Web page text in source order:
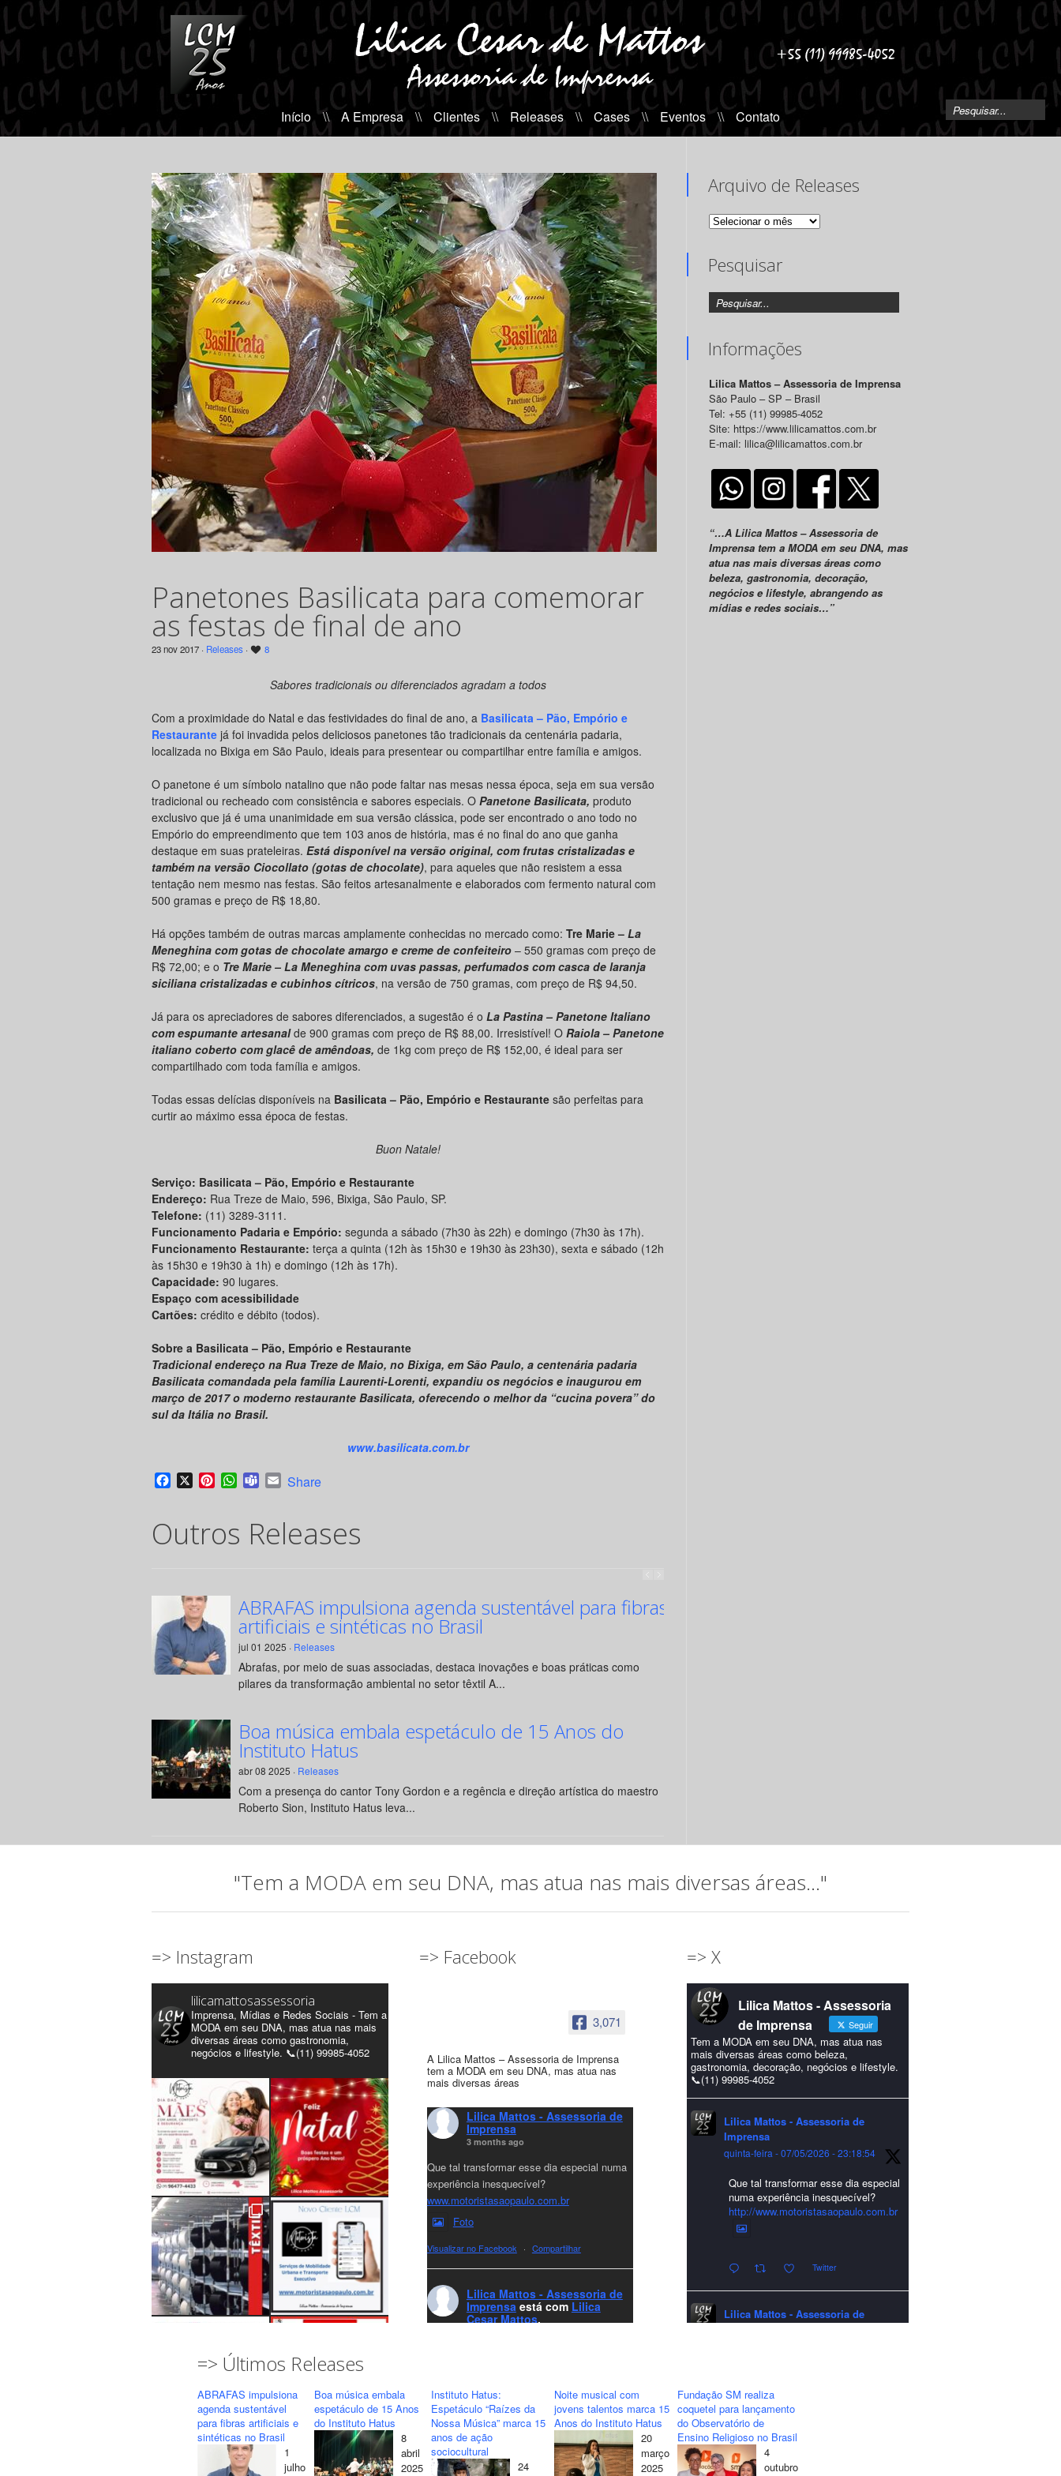
Início \\ A Empresa \\ Clientes \\ Releases \\ Cases \\ Eventos \\ Contato
Panetones Basilicata para comemorar
as festas de final de ano
23 nov 2017 · Releases · 8
Sabores tradicionais ou diferenciados agradam a todos
Com a proximidade do Natal e das festividades do final de ano, a Basilicata – Pão, Empório e
Restaurante já foi invadida pelos deliciosos panetones tão tradicionais da centenária padaria,
localizada no Bixiga em São Paulo, ideais para presentear ou compartilhar entre família e amigos.
O panetone é um símbolo natalino que não pode faltar nas mesas nessa época, seja em sua versão
tradicional ou recheado com consistência e sabores especiais. O Panetone Basilicata, produto
exclusivo que já é uma unanimidade em sua versão clássica, pode ser encontrado o ano todo no
Empório do empreendimento que tem 103 anos de história, mas é no final do ano que ganha
destaque em suas prateleiras. Está disponível na versão original, com frutas cristalizadas e
também na versão Ciocollato (gotas de chocolate), para aqueles que não resistem a essa
tentação nem mesmo nas festas. São feitos artesanalmente e elaborados com fermento natural com
500 gramas e preço de R$ 18,80.
Há opções também de outras marcas amplamente conhecidas no mercado como: Tre Marie – La
Meneghina com gotas de chocolate amargo e creme de confeiteiro – 550 gramas com preço de
R$ 72,00; e o Tre Marie – La Meneghina com uvas passas, perfumados com casca de laranja
siciliana cristalizadas e cubinhos cítricos, na versão de 750 gramas, com preço de R$ 94,50.
Já para os apreciadores de sabores diferenciados, a sugestão é o La Pastina – Panetone Italiano
com espumante artesanalde 900 gramas com preço de R$ 88,00. Irresistível! O Raiola – Panetone
italiano coberto com glacê de amêndoas, de 1kg com preço de R$ 152,00, é ideal para ser
compartilhado com toda família e amigos.
Todas essas delícias disponíveis na Basilicata – Pão, Empório e Restaurante são perfeitas para
curtir ao máximo essa época de festas.
Buon Natale!
Serviço: Basilicata – Pão, Empório e Restaurante
Endereço: Rua Treze de Maio, 596, Bixiga, São Paulo, SP.
Telefone: (11) 3289-3111.
Funcionamento Padaria e Empório: segunda a sábado (7h30 às 22h) e domingo (7h30 às 17h).
Funcionamento Restaurante: terça a quinta (12h às 15h30 e 19h30 às 23h30), sexta e sábado (12h
às 15h30 e 19h30 à 1h) e domingo (12h às 17h).
Capacidade: 90 lugares.
Espaço com acessibilidade
Cartões: crédito e débito (todos).
Sobre a Basilicata – Pão, Empório e Restaurante
Tradicional endereço na Rua Treze de Maio, no Bixiga, em São Paulo, a centenária padaria
Basilicata comandada pela família Laurenti-Lorenti, expandiu os negócios e inaugurou em
março de 2017 o moderno restaurante Basilicata, oferecendo o melhor da “cucina povera” do
sul da Itália no Brasil.
www.basilicata.com.br
Facebook
X PinterestWhatsApp
TeamsEmail
Share
Outros Releases
ABRAFAS impulsiona agenda sustentável para fibras
artificiais e sintéticas no Brasil
jul 01 2025 · Releases
Abrafas, por meio de suas associadas, destaca inovações e boas práticas como
pilares da transformação ambiental no setor têxtil A...
Boa música embala espetáculo de 15 Anos do
Instituto Hatus
abr 08 2025 · Releases
Com a presença do cantor Tony Gordon e a regência e direção artística do maestro
Roberto Sion, Instituto Hatus leva...
Arquivo de Releases
Arquivo
Pesquisar
Informações
Lilica Mattos – Assessoria de Imprensa
São Paulo – SP – Brasil
Tel: +55 (11) 99985-4052
Site: https://www.lilicamattos.com.br
E-mail: lilica@lilicamattos.com.br
“…A Lilica Mattos – Assessoria de
Imprensa tem a MODA em seu DNA, mas
atua nas mais diversas áreas como
beleza, gastronomia, decoração,
negócios e lifestyle, abrangendo as
mídias e redes sociais…”
"Tem a MODA em seu DNA, mas atua nas mais diversas áreas..."
=> Instagram
lilicamattosassessoria
Imprensa, Mídias e Redes Sociais - Tem a
MODA em seu DNA, mas atua nas mais
diversas áreas como gastronomia,
negócios e lifestyle. 📞(11) 99985-4052
Carregar mais... Seguir
=> Facebook
3,071
A Lilica Mattos – Assessoria de Imprensa
tem a MODA em seu DNA, mas atua nas
mais diversas áreas
Lilica Mattos - Assessoria de
Imprensa
3 months ago
Que tal transformar esse dia especial numa
experiência inesquecível?
www.motoristasaopaulo.com.br
Foto
Visualizar no Facebook · Compartilhar
Lilica Mattos - Assessoria de
Imprensa está com Lilica
Cesar Mattos.
realizações para todos clientes, jornalistas e
amigos que sempre nos acompanham!🎄✨
🥂❤️
#lcmassessoria
#natal
#merrychristmas #felizanonovo
=> X
Lilica Mattos - Assessoria
de Imprensa
Seguir
Tem a MODA em seu DNA, mas atua nas
mais diversas áreas como beleza,
gastronomia, decoração, negócios e lifestyle.
📞(11) 99985-4052
Lilica Mattos - Assessoria de
Imprensa
quinta-feira - 07/05/2026 - 23:18:54
Que tal transformar esse dia especial
numa experiência inesquecível?
http://www.motoristasaopaulo.com.br
Twitter
Lilica Mattos - Assessoria de
excelente Natal e um 2026 repleto de
conquistas e realizações para todos
clientes, jornalistas e amigos que
sempre nos acompanham!🎄✨🥂❤️
#lcmassessoria
=> Últimos Releases
ABRAFAS impulsiona
agenda sustentável
para fibras artificiais e
sintéticas no Brasil
1
julho
Boa música embala
espetáculo de 15 Anos
do Instituto Hatus
8
abril
2025
Instituto Hatus:
Espetáculo “Raízes da
Nossa Música” marca 15
anos de ação
sociocultural
24
Noite musical com
jovens talentos marca 15
Anos do Instituto Hatus
20
março
2025
Fundação SM realiza
coquetel para lançamento
do Observatório de
Ensino Religioso no Brasil
4
outubro